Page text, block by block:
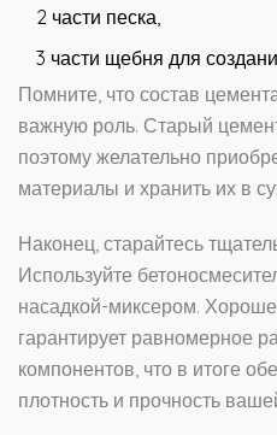
2 части песка,
3 части щебня для
Помните, что состав
важную роль. Старый
поэтому желательно
материалы и хранить их в
Наконец, старайтесь
Используйте
насадкой-миксером.
гарантирует равномерное
компонентов, что в итоге
плотность и прочность